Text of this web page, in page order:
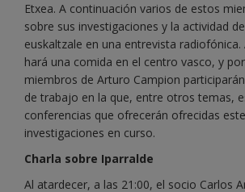
Etxea. A continuación varios de estos
sobre sus investigaciones y la actividad
euskaltzale en una entrevista radiofónica.
hará una comida en el centro vasco, y
miembros de Arturo Campion
de trabajo en la que, entre otros temas,
conferencias que ofrecerán ofrecidas
investigaciones en curso.
Charla sobre Iparralde
Al atardecer, a las 21:00, el socio Carlos